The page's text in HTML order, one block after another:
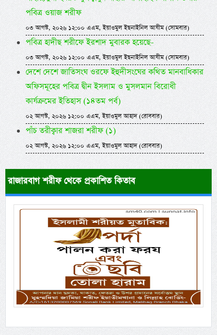
পবিত্র ওয়াজ শরীফ
০৩ আগস্ট, ২০২৬ ১২:০০ এএম, ইয়াওমুল ইছনাইনিল আযীম (সোমবার)
পবিত্র হাদীছ শরীফে ইরশাদ মুবারক হয়েছে-
০৩ আগস্ট, ২০২৬ ১২:০০ এএম, ইয়াওমুল ইছনাইনিল আযীম (সোমবার)
দেশে দেশে জাতিসংঘ ওরফে ইহুদীসংঘের কথিত মানবাধিকার
অফিসমূহের পবিত্র দ্বীন ইসলাম ও মুসলমান বিরোধী
কার্যক্রমের ইতিহাস (১৪তম পর্ব)
০২ আগস্ট, ২০২৬ ১২:০০ এএম, ইয়াওমুল আহাদ (রোববার)
পাঁচ তরীক্বার শাজরা শরীফ (১)
০২ আগস্ট, ২০২৬ ১২:০০ এএম, ইয়াওমুল আহাদ (রোববার)
রাজারবাগ শরীফ থেকে প্রকাশিত কিতাব